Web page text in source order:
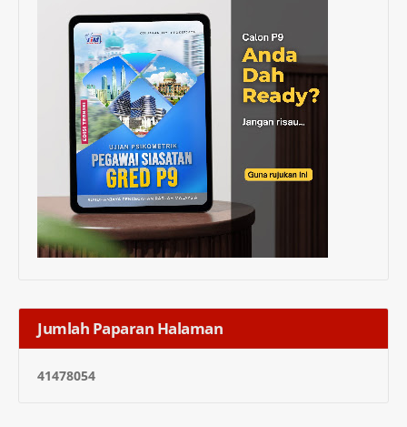
Jumlah Paparan Halaman
41478054